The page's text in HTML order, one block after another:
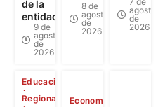
de la
entidad
9 de
agosto
de
2026
8 de
agosto
de
2026
agosto
de
2026
Educación
Regional
Economía